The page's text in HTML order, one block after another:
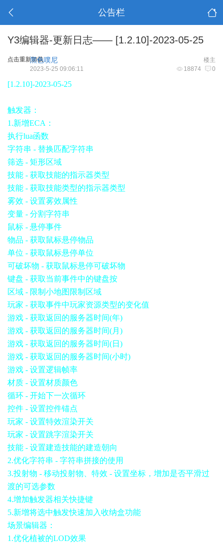
公告栏
Y3编辑器-更新日志—— [1.2.10]-2023-05-25
点击重新加载 楼主
黑色噗尼
18874 0
2023-5-25 09:06:11
[1.2.10]-2023-05-25
触发器：
1.新增ECA：
执行lua函数
字符串 - 替换匹配字符串
筛选 - 矩形区域
技能 - 获取技能的指示器类型
技能 - 获取技能类型的指示器类型
雾效 - 设置雾效属性
变量 - 分割字符串
鼠标 - 悬停事件
物品 - 获取鼠标悬停物品
单位 - 获取鼠标悬停单位
可破坏物 - 获取鼠标悬停可破坏物
键盘 - 获取当前事件中的键盘按
区域 - 限制小地图限制区域
玩家 - 获取事件中玩家资源类型的变化值
游戏 - 获取返回的服务器时间(年)
游戏 - 获取返回的服务器时间(月)
游戏 - 获取返回的服务器时间(日)
游戏 - 获取返回的服务器时间(小时)
游戏 - 设置逻辑帧率
材质 - 设置材质颜色
循环 - 开始下一次循环
控件 - 设置控件锚点
玩家 - 设置特效渲染开关
玩家 - 设置跳字渲染开关
技能 - 设置建造技能的建造朝向
2.优化字符串 - 字符串拼接的使用
3.投射物 - 移动投射物、特效 - 设置坐标，增加是否平滑过
渡的可选参数
4.增加触发器相关快捷键
5.新增将选中触发快速加入收纳盒功能
场景编辑器：
1.优化植被的LOD效果